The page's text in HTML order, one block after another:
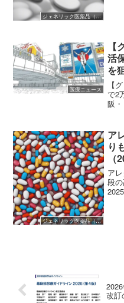
ジェネリック医薬品（後発医薬品）
医療ニュース
活
を
【
で2
阪
者
と
ジェネリック医薬品（後発医薬品）
ア
り
（
ア
段
改訂